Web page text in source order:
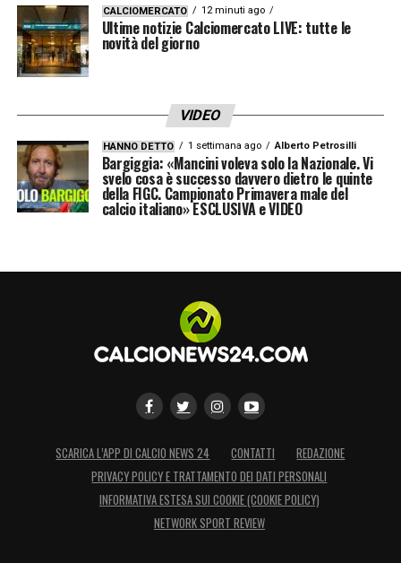
CALCIOMERCATO 12 minuti ago
Ultime notizie Calciomercato LIVE: tutte le
novità del giorno
VIDEO
HANNO DETTO 1 settimana ago Alberto Petrosilli
Bargiggia: «Mancini voleva solo la Nazionale. Vi
svelo cosa è successo davvero dietro le quinte
della FIGC. Campionato Primavera male del
calcio italiano» ESCLUSIVA e VIDEO
SCARICA L’APP DI CALCIO NEWS 24 CONTATTI
REDAZIONE
PRIVACY POLICY E TRATTAMENTO DEI DATI PERSONALI
INFORMATIVA ESTESA SUI COOKIE (COOKIE POLICY)
NETWORK SPORT REVIEW